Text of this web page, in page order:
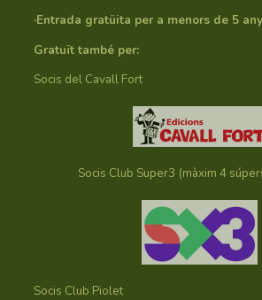
·Entrada gratüita per a menors de 5
Gratuït també per:
Socis del Cavall Fort
Socis Club Super3 (màxim 4
Socis Club Piolet